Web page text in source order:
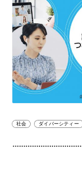
社会 ダイバーシティー